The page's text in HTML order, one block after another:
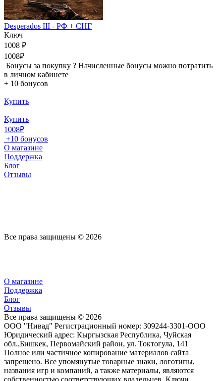
Desperados III - РФ + СНГ
Ключ
1008 ₽
1008₽
Бонусы за покупку ? Начисленные бонусы можно потратить
в личном кабинете
+ 10 бонусов
Купить
Купить
1008₽
+10 бонусов
О магазине
Поддержка
Блог
Отзывы
Все права защищены © 2026
О магазине
Поддержка
Блог
Отзывы
Все права защищены © 2026
ООО "Нивад" Регистрационный номер: 309244-3301-ООО
Юридический адрес: Кыргызская Республика, Чуйская
обл.,Бишкек, Первомайский район, ул. Токтогула, 141
Полное или частичное копирование материалов сайта
запрещено. Все упомянутые товарные знаки, логотипы,
названия игр и компаний, а также материалы, являются
собственностью соответствующих владельцев. Ключи